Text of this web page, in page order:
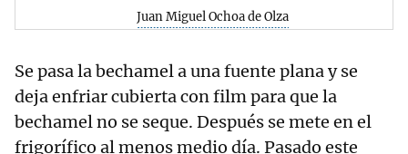
Juan Miguel Ochoa de Olza
Se pasa la bechamel a una fuente plana y se
deja enfriar cubierta con film para que la
bechamel no se seque. Después se mete en el
frigorífico al menos medio día. Pasado este